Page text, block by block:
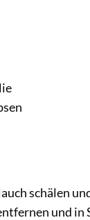
schälen
und in